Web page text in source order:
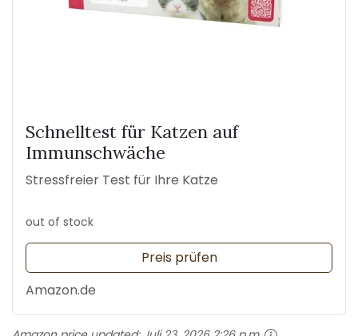
Schnelltest für Katzen auf
Immunschwäche
Stressfreier Test für Ihre Katze
out of stock
Preis prüfen
Amazon.de